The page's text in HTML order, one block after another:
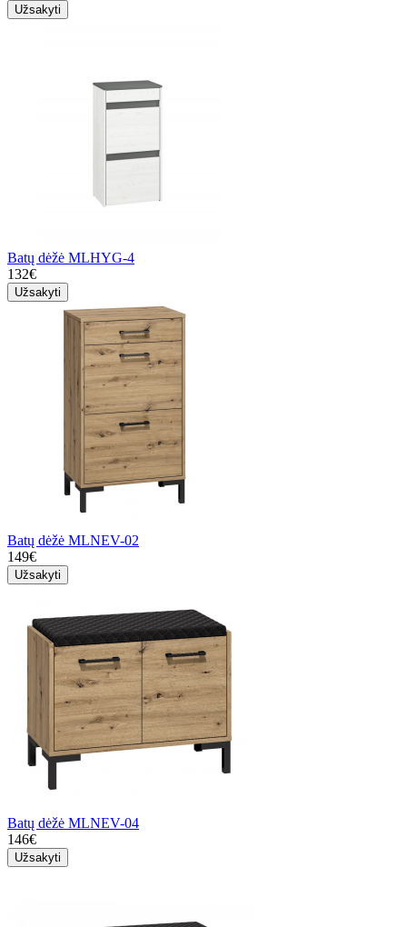
Užsakyti
Batų dėžė MLHYG-4
132€
Užsakyti
Batų dėžė MLNEV-02
149€
Užsakyti
Batų dėžė MLNEV-04
146€
Užsakyti